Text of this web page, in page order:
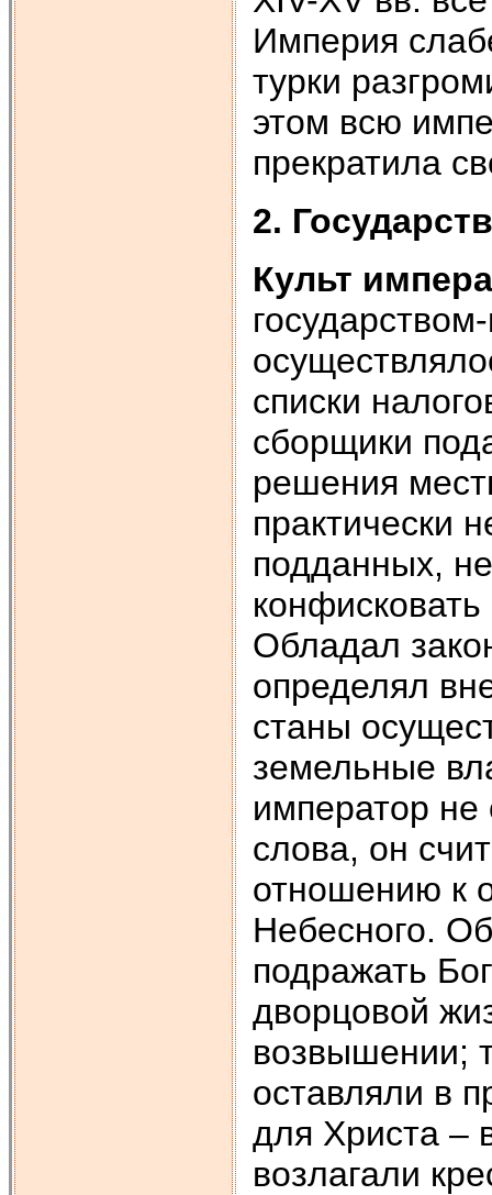
Империя
турки
этом всю
прекратила
2.
Культ
списки
сборщики
решения
практически
подданных,
Обладал
определял
станы
земельные
император не
слова, он
отношению к
Небесного.
подражать
дворцовой
возвышении;
оставляли в
для Христа –
возлагали